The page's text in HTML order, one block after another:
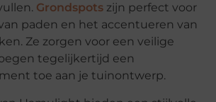
Grondspots zijn perfect voor
paden en het accentueren van
Ze zorgen voor een veilige
tegelijkertijd een
toe aan je tuinontwerp.